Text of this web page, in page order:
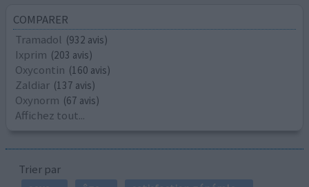
COMPARER
Tramadol (932 avis)
Ixprim (203 avis)
Oxycontin (160 avis)
Zaldiar (137 avis)
Oxynorm (67 avis)
Affichez tout...
Trier par